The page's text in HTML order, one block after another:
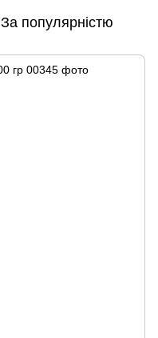
За популярністю